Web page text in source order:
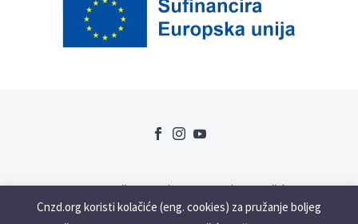
Uvjeti korištenja GDPR
Kolačići
Slabovidne i gluhonjeme osobe
Cnzd.org koristi kolačiće (eng. cookies) za pružanje boljeg